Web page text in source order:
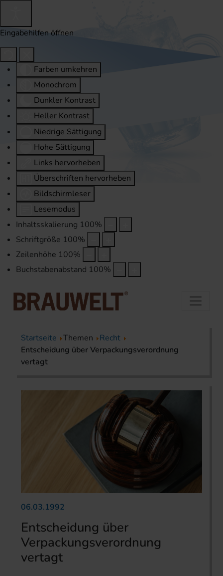
Eingabehilfen öffnen
Farben umkehren
Monochrom
Dunkler Kontrast
Heller Kontrast
Niedrige Sättigung
Hohe Sättigung
Links hervorheben
Überschriften hervorheben
Bildschirmleser
Lesemodus
Inhaltsskalierung 100%
Schriftgröße 100%
Zeilenhöhe 100%
Buchstabenabstand 100%
Startseite Themen
Recht
Entscheidung über Verpackungsverordnung
vertagt
06.03.1992
Entscheidung über
Verpackungsverordnung
vertagt